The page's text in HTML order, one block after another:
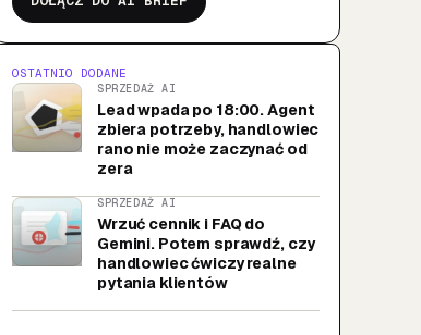
OSTATNIO DODANE
SPRZEDAŻ AI
Lead wpada po 18:00. Agent
zbiera potrzeby, handlowiec
rano nie może zaczynać od
zera
SPRZEDAŻ AI
Wrzuć cennik i FAQ do
Gemini. Potem sprawdź, czy
handlowiec ćwiczy realne
pytania klientów